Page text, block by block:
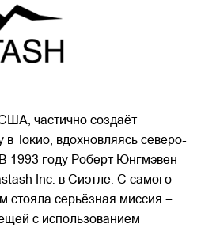
частично создаёт
Токио, вдохновляясь северо-
1993 году Роберт Юнгмэвен
Inc. в Сиэтле. С самого
стояла серьёзная миссия –
с использованием